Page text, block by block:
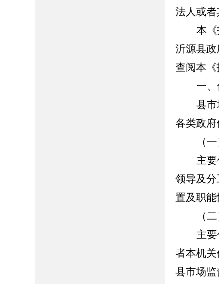
法人或
本
沂源县政
查阅本
一
县
各类政
（
主
领导及
置及职
（
主
者本机
县市场